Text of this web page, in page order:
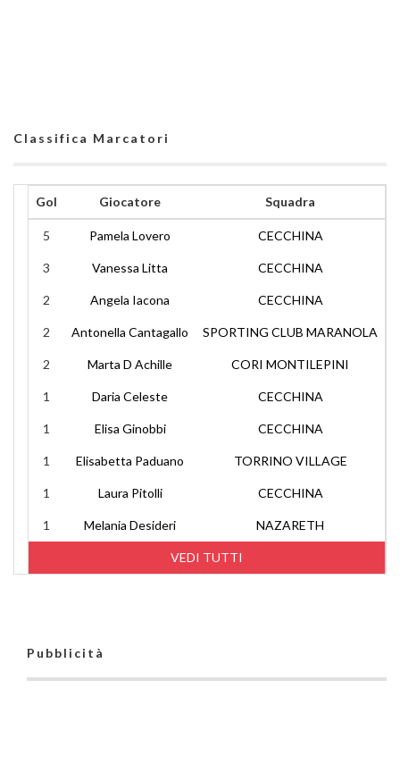
Classifica Marcatori
Gol Giocatore Squadra
VEDI TUTTI
5 Pamela Lovero CECCHINA
3 Vanessa Litta CECCHINA
2 Angela Iacona CECCHINA
2 Antonella Cantagallo SPORTING CLUB MARANOLA
2 Marta D Achille CORI MONTILEPINI
1 Daria Celeste CECCHINA
1 Elisa Ginobbi CECCHINA
1 Elisabetta Paduano TORRINO VILLAGE
1 Laura Pitolli CECCHINA
1 Melania Desideri NAZARETH
Pubblicità